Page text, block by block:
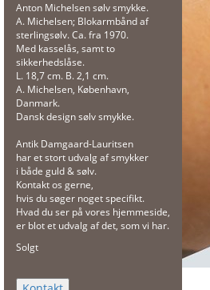
Anton Michelsen sølv smykke.
A. Michelsen; Blokarmbånd af
sterlingsølv. Ca. fra 1970.
Med kasselås, samt to
sikkerhedslåse.
L. 18,7 cm. B. 2,1 cm.
A. Michelsen, København,
Danmark.
Dansk design sølv smykke.
Antik Damgaard-Lauritsen
har et stort udvalg af smykker
i både guld & sølv.
Kontakt os gerne,
hvis du søger noget specifikt.
Hvad du ser på vores hjemmeside,
er blot et udvalg af det, som vi har.
Solgt